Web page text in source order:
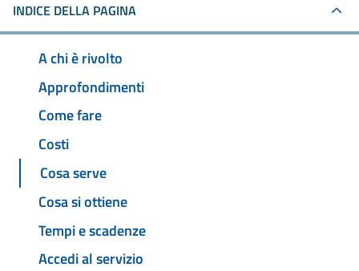
INDICE DELLA PAGINA
A chi è rivolto
Approfondimenti
Come fare
Costi
Cosa serve
Cosa si ottiene
Tempi e scadenze
Accedi al servizio